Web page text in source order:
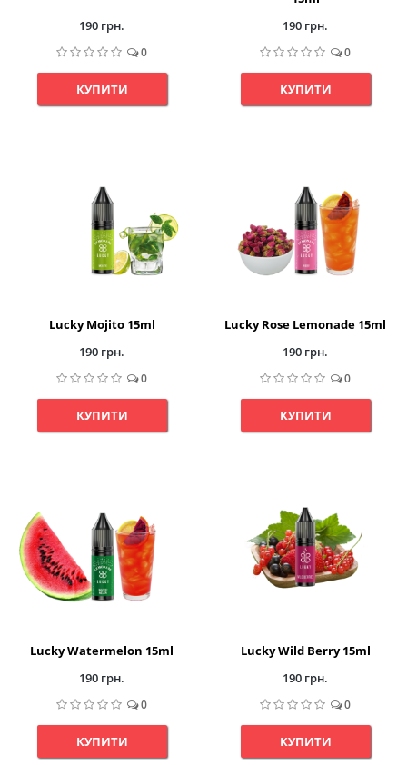
190 грн.
0
КУПИТИ
190 грн.
0
КУПИТИ
Lucky Mojito 15ml
190 грн.
0
КУПИТИ
Lucky Rose Lemonade 15ml
190 грн.
0
КУПИТИ
Lucky Watermelon 15ml
190 грн.
0
КУПИТИ
Lucky Wild Berry 15ml
190 грн.
0
КУПИТИ